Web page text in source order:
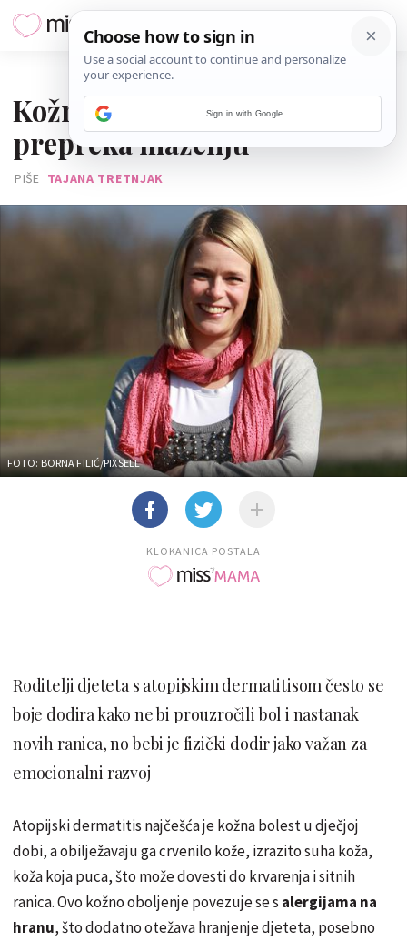
Kožna bolest ne smije biti
prepreka maženju
PIŠE TAJANA TRETNJAK
FOTO: BORNA FILIĆ/PIXSELL
KLOKANICA POSTALA
Roditelji djeteta s atopijskim dermatitisom često se
boje dodira kako ne bi prouzročili bol i nastanak
novih ranica, no bebi je fizički dodir jako važan za
emocionalni razvoj
Atopijski dermatitis najčešća je kožna bolest u dječjoj
dobi, a obilježavaju ga crvenilo kože, izrazito suha koža,
koža koja puca, što može dovesti do krvarenja i sitnih
ranica. Ovo kožno oboljenje povezuje se s alergijama na
hranu, što dodatno otežava hranjenje djeteta, posebno
Sign in with Google